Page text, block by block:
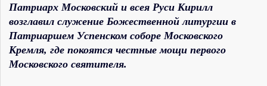
Патриарх Московский и всея Руси Кирилл
возглавил служение Божественной литургии в
Патриаршем Успенском соборе Московского
Кремля, где покоятся честные мощи первого
Московского святителя.